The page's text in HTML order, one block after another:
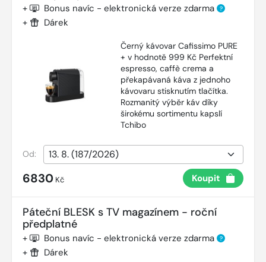
+ Bonus navíc - elektronická verze zdarma ?
+ Dárek
Černý kávovar Cafissimo PURE
+ v hodnotě 999 Kč Perfektní
espresso, caffè crema a
překapávaná káva z jednoho
kávovaru stisknutím tlačítka.
Rozmanitý výběr káv díky
širokému sortimentu kapslí
Tchibo
Od:
6830 Kč Koupit
Páteční BLESK s TV magazínem - roční
předplatné
+ Bonus navíc - elektronická verze zdarma ?
+ Dárek